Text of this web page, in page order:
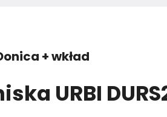
+ wkład
URBI